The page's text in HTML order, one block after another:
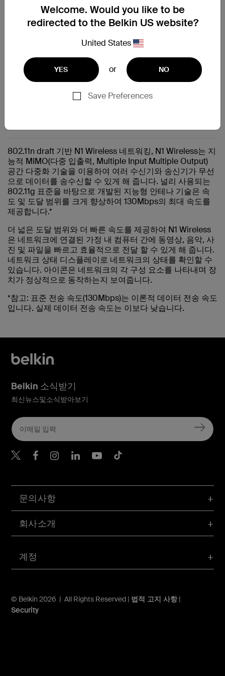
Welcome. Would you like to be
redirected to the Belkin US website?
United States
YES or NO
Save Preferences
공통 질문
Finding the model, version, and serial number of your
도움이 더 필요하십니까?전체 지원 페이지를 방문하십시
802.11n draft 기반 N1 Wireless 네트워킹, N1 Wireless는 지
능적 MIMO(다중 입출력, Multiple Input Multiple Output)
공간 다중화 기술을 이용하여 여러 수신기와 송신기가 무선
으로 데이터를 송수신할 수 있게 해 줍니다. 널리 사용되는
802.11g 표준을 바탕으로 개발된 지능형 안테나 기술은 속
도 및 도달 범위를 크게 향상하여 130Mbps의 최대 속도를
제공합니다.*
더 넓은 도달 범위와 더 빠른 속도를 제공하여 N1 Wireless
은 네트워크에 연결된 가정 내 컴퓨터 간에 동영상, 음악, 사
진 및 파일을 빠르고 효율적으로 전달 할 수 있게 해 줍니다.
네트워크 상태 디스플레이로 네트워크의 상태를 확인할 수
있습니다. 아이콘은 네트워크의 각 구성 요소를 나타내며 장
치가 정상적으로 동작하는지 보여줍니다.
*참고: 표준 전송 속도(130Mbps)는 이론적 데이터 전송 속도
입니다. 실제 데이터 전송 속도는 이보다 낮습니다.
계정
문의사항
회사소개
© Belkin 2026 | All Rights Reserved | 법적 고지 사항|
Security
Belkin 소식받기
최신뉴스및소식받아보기
Belkin Twitter